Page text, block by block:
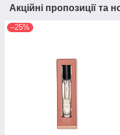
Акційні пропозиції та
–25%